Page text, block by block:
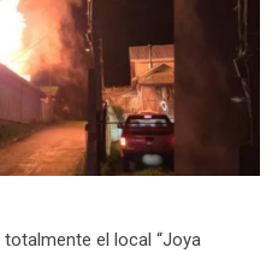
el local “Joya